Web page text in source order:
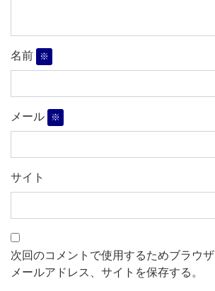
名前 ※
メール ※
サイト
次回のコメントで使用するためブラウザ
メールアドレス、サイトを保存する。